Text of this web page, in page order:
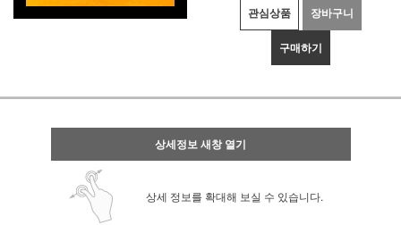
관심상품 장바구니
구매하기
상세정보 새창 열기
상세 정보를 확대해 보실 수 있습니다.